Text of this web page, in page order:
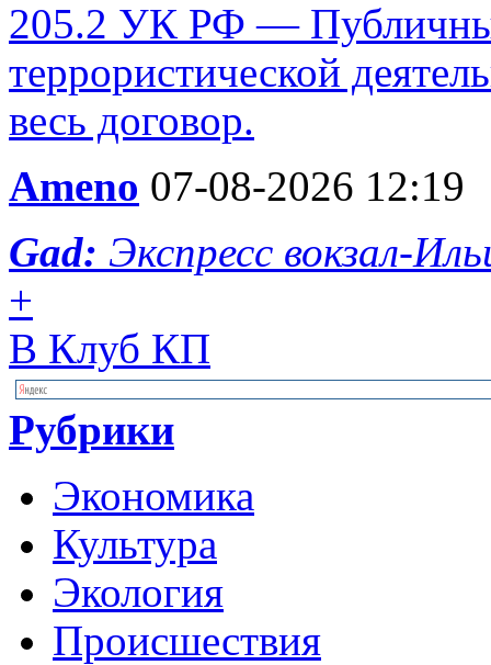
205.2 УК РФ —
террористической
весь договор.
Ameno 07-08-2026 12:19
Gad: Экспресс вокзал-
+
В Клуб КП
Рубрики
Экономика
Культура
Экология
Происшествия